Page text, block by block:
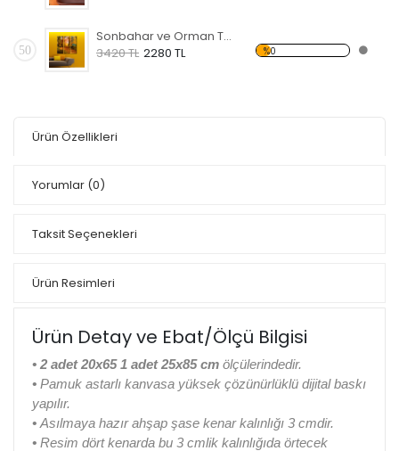
50
Sonbahar ve Orman Temalı Kanvas Tablo
3420 TL 2280 TL %0
Ürün Özellikleri
Yorumlar (0)
Taksit Seçenekleri
Ürün Resimleri
Ürün Detay ve Ebat/Ölçü Bilgisi
• 2 adet 20x65 1 adet 25x85 cm ölçülerindedir.
• Pamuk astarlı kanvasa yüksek çözünürlüklü dijital baskı
yapılır.
• Asılmaya hazır ahşap şase kenar kalınlığı 3 cmdir.
• Resim dört kenarda bu 3 cmlik kalınlığıda örtecek